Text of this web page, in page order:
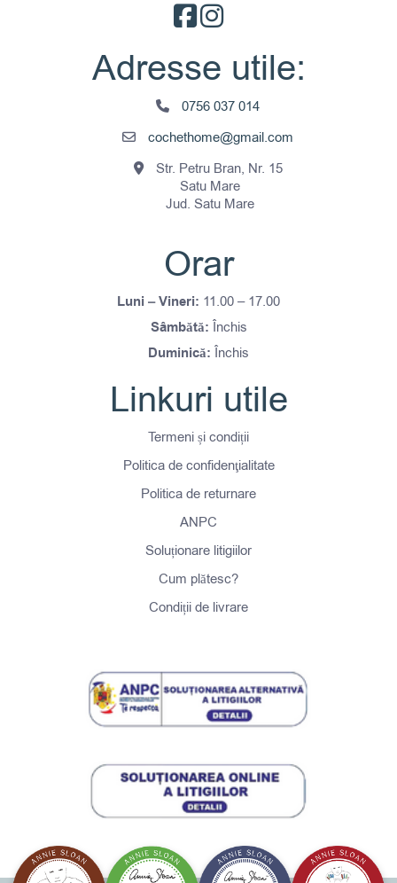
Adresse utile:
0756 037 014
cochethome@gmail.com
Str. Petru Bran, Nr. 15
Satu Mare
Jud. Satu Mare
Orar
Luni – Vineri: 11.00 – 17.00
Sâmbătă: Închis
Duminică: Închis
Linkuri utile
Termeni și condiții
Politica de confidenţialitate
Politica de returnare
ANPC
Soluționare litigiilor
Cum plătesc?
Condiții de livrare